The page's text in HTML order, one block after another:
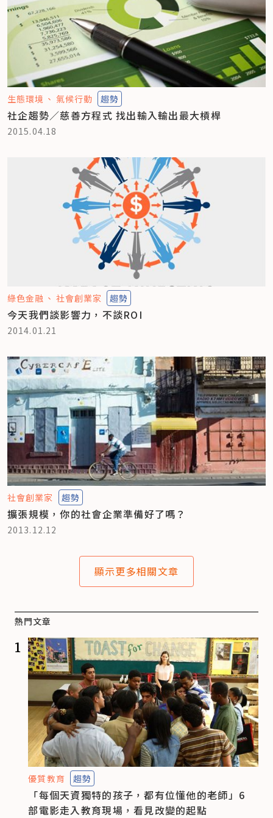
生態環境 氣候行動 趨勢
社企趨勢／慈善方程式 找出輸入輸出最大槓桿
2015.04.18
綠色金融 社會創業家 趨勢
今天我們談影響力，不談ROI
2014.01.21
社會創業家 趨勢
擴張規模，你的社會企業準備好了嗎？
2013.12.12
顯示更多相關文章
熱門文章
1
優質教育 趨勢
「每個天資獨特的孩子，都有位懂他的老師」6
部電影走入教育現場，看見改變的起點